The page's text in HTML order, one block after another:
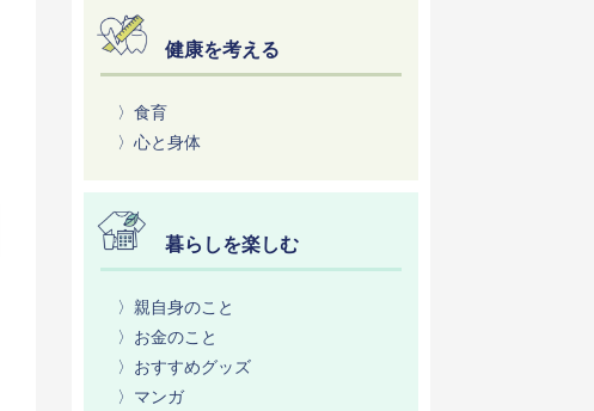
健康を考える
〉食育
〉心と身体
暮らしを楽しむ
〉親自身のこと
〉お金のこと
〉おすすめグッズ
〉マンガ